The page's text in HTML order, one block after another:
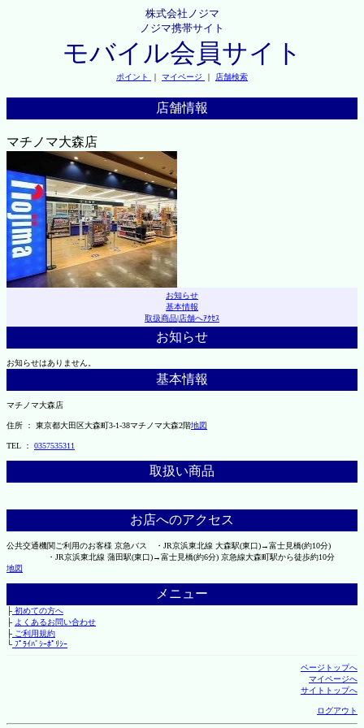
株式会社ノジマ
ノジマ携帯サイト
モバイル会員サイト
ポイント ｜ マイページ ｜ 店舗検索
店舗情報
マチノマ大森店
お知らせ
基本情報
取扱商品|店舗へｱｸｾｽ
お知らせ
お知らせはありません。
基本情報
マチノマ大森店
住所 ： 東京都大田区大森町3-1-38マチノマ大森2階地図
TEL ： 0357535311
取扱い商品
お店へのアクセス
公共交通機関ご利用のお客様 京急バス ・JR京浜東北線 大森駅(東口)→富士見橋(約10分)
・JR京浜東北線 蒲田駅(東口)→富士見橋(約6分) 京急線大森町駅から徒歩約10分
地図
メニュー
├初めての方へ
├ よくあるお問い合わせ
├ご利用規約
└ﾌﾟﾗｲﾊﾞｼｰﾎﾟﾘｼｰ
ページトップへ
マイページへ
サイトトップへ
ログアウト